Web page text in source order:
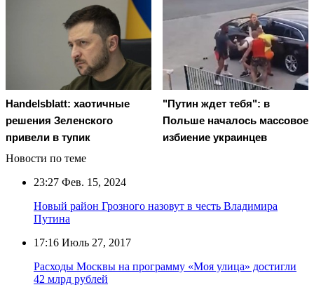
Handelsblatt: хаотичные
решения Зеленского
привели в тупик
"Путин ждет тебя": в
Польше началось массовое
избиение украинцев
Новости по теме
23:27 Фев. 15, 2024
Новый район Грозного назовут в честь Владимира
Путина
17:16 Июль 27, 2017
Расходы Москвы на программу «Моя улица» достигли
42 млрд рублей